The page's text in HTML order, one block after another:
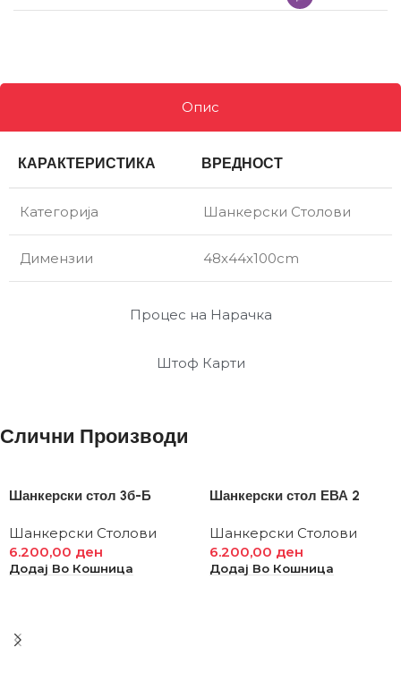
Опис
Процес на Нарачка
Штоф Карти
КАРАКТЕРИСТИКА ВРЕДНОСТ
Категорија Шанкерски Столови
Димензии 48х44х100cm
Слични Производи
Шанкерски стол 3б-Б
Шанкерски Столови
6.200,00 ден
Додај Во Кошница
Шанкерски стол ЕВА 2
Шанкерски Столови
6.200,00 ден
Додај Во Кошница